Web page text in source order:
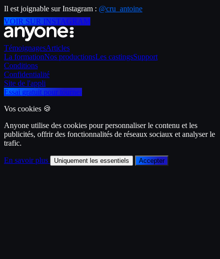
Il est joignable sur Instagram : @cru_antoine
VOIR SUR INSTAGRAM
TémoignagesArticles
La formationNos productionsLes castingsSupport
Conditions
Confidentialité
Site de l'appli
Essai gratuit pour tourner
Vos cookies 🍪
Anyone utilise des cookies pour personnaliser le contenu et les
publicités, offrir des fonctionnalités de réseaux sociaux et analyser le
trafic.
En savoir plus Uniquement les essentiels Accepter